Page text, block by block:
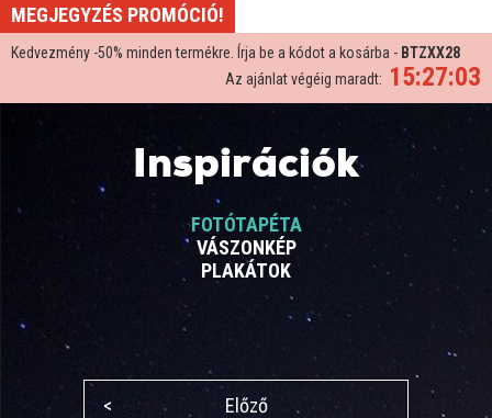
MEGJEGYZÉS PROMÓCIÓ!
Kedvezmény -50% minden termékre. Írja be a kódot a kosárba - BTZXX28
15:27:02
Az ajánlat végéig maradt:
Inspirációk
FOTÓTAPÉTA
VÁSZONKÉP
PLAKÁTOK
< Előző